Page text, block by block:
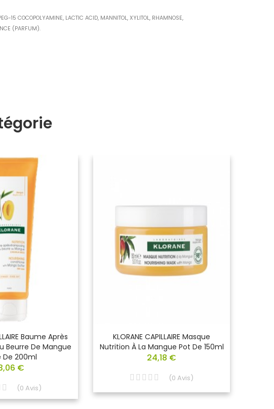
15 COCOPOLYAMINE, LACTIC ACID, MANNITOL, XYLITOL, RHAMNOSE,
(PARFUM).
Baume Après
Beurre De Mangue
De 200ml
€
(0 Avis)
KLORANE CAPILLAIRE Masque
Nutrition À La Mangue Pot De 150ml
24,18 €
(0 Avis)